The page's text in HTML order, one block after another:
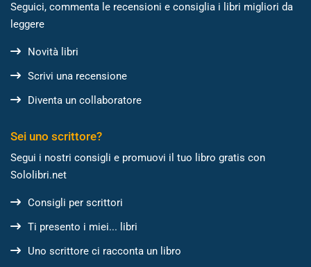
Seguici, commenta le recensioni e consiglia i libri migliori da
leggere
Novità libri
Scrivi una recensione
Diventa un collaboratore
Sei uno scrittore?
Segui i nostri consigli e promuovi il tuo libro gratis con
Sololibri.net
Consigli per scrittori
Ti presento i miei... libri
Uno scrittore ci racconta un libro